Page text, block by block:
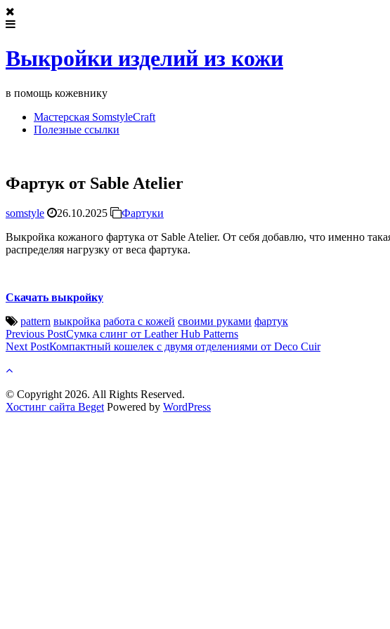
Выкройки изделий из кожи
в помощь кожевнику
Мастерская SomstyleCraft
Полезные ссылки
Фартук от Sable Atelier
somstyle 26.10.2025
Фартуки
Выкройка кожаного фартука от Sable Atelier. От себя добавлю, что именно
распределяя нагрузку от веса фартука.
Скачать выкройку
pattern выкройка работа с кожей своими руками фартук
Post
navigation
Previous PostСумка слинг от Leather Hub Patterns
Next PostКомпактный кошелек с двумя отделениями от Deco Cuir
© Copyright 2026. All Rights Reserved.
Хостинг сайта Beget Powered by WordPress